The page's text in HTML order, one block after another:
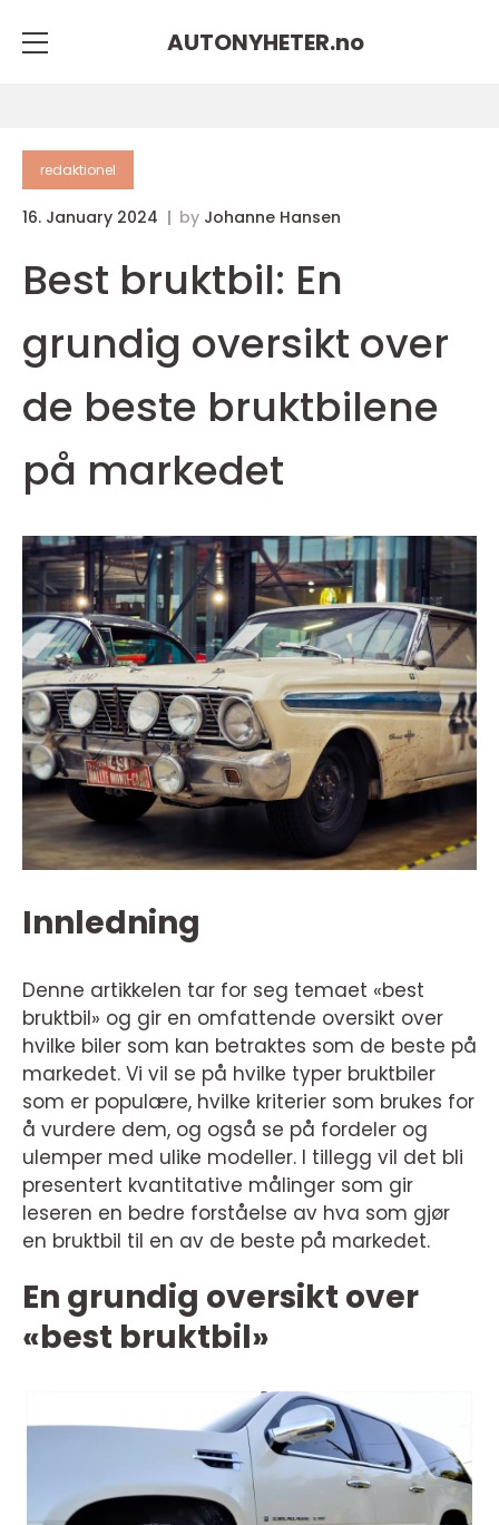
AUTONYHETER.no
redaktionel
16. January 2024 by Johanne Hansen
Best bruktbil: En
grundig oversikt over
de beste bruktbilene
på markedet
Innledning
Denne artikkelen tar for seg temaet «best
bruktbil» og gir en omfattende oversikt over
hvilke biler som kan betraktes som de beste på
markedet. Vi vil se på hvilke typer bruktbiler
som er populære, hvilke kriterier som brukes for
å vurdere dem, og også se på fordeler og
ulemper med ulike modeller. I tillegg vil det bli
presentert kvantitative målinger som gir
leseren en bedre forståelse av hva som gjør
en bruktbil til en av de beste på markedet.
En grundig oversikt over
«best bruktbil»